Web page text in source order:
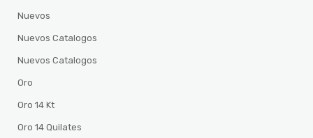
Nuevos
Nuevos Catalogos
Nuevos Catalogos
Oro
Oro 14 Kt
Oro 14 Quilates